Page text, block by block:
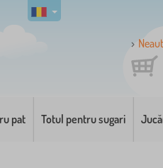
pat Totul pentru sugari